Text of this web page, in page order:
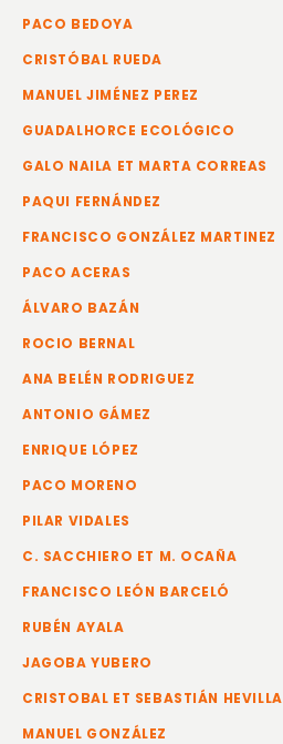
PACO BEDOYA
CRISTÓBAL RUEDA
MANUEL JIMÉNEZ PEREZ
GUADALHORCE ECOLÓGICO
GALO NAILA ET MARTA CORREAS
PAQUI FERNÁNDEZ
FRANCISCO GONZÁLEZ MARTINEZ
PACO ACERAS
ÁLVARO BAZÁN
ROCIO BERNAL
ANA BELÉN RODRIGUEZ
ANTONIO GÁMEZ
ENRIQUE LÓPEZ
PACO MORENO
PILAR VIDALES
C. SACCHIERO ET M. OCAÑA
FRANCISCO LEÓN BARCELÓ
RUBÉN AYALA
JAGOBA YUBERO
CRISTOBAL ET SEBASTIÁN HEVILLA
MANUEL GONZÁLEZ